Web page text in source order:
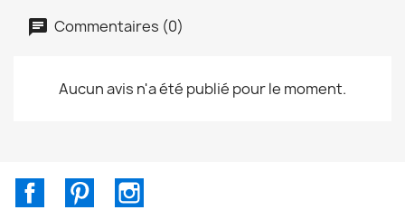
Commentaires (0)
Aucun avis n'a été publié pour le moment.
FacebookPinterest